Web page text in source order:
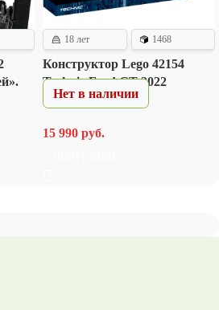
18 лет 1468
Конструктор Lego 42154
Technic Ford GT 2022
Нет в наличии
15 990 руб.